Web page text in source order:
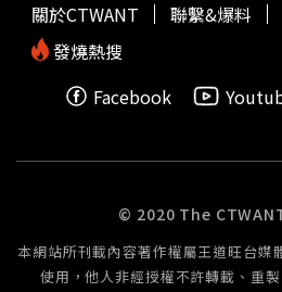
最後打完了台灣是誰的不重要，
了，美國發大財」。但也有網友
度就慢慢拖⋯⋯讓阿川現在爽一下
「1000億美元，大概是未來三年
的是要維持競爭力，這個資本再
意」。
關於CTWANT 聯繫&爆料
發燒熱搜
Facebook
© 2020 The
本網站所刊載內容著作權屬王道旺台媒
使用，他人非經授權不許轉載、重